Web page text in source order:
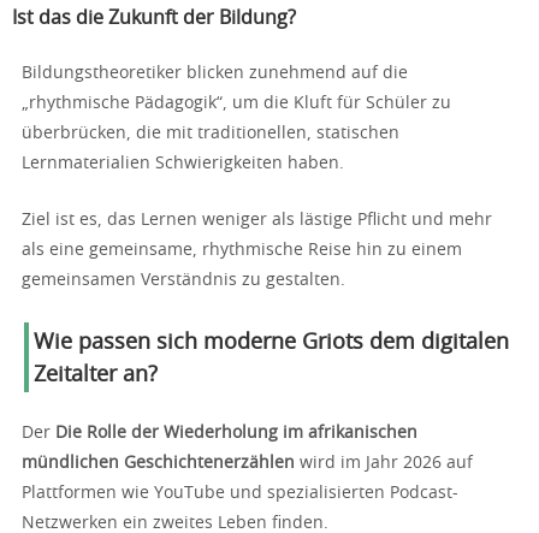
Ist das die Zukunft der Bildung?
Bildungstheoretiker blicken zunehmend auf die
„rhythmische Pädagogik“, um die Kluft für Schüler zu
überbrücken, die mit traditionellen, statischen
Lernmaterialien Schwierigkeiten haben.
Ziel ist es, das Lernen weniger als lästige Pflicht und mehr
als eine gemeinsame, rhythmische Reise hin zu einem
gemeinsamen Verständnis zu gestalten.
Wie passen sich moderne Griots dem digitalen
Zeitalter an?
Der Die Rolle der Wiederholung im afrikanischen
mündlichen Geschichtenerzählen wird im Jahr 2026 auf
Plattformen wie YouTube und spezialisierten Podcast-
Netzwerken ein zweites Leben finden.